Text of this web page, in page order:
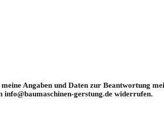
Angaben und Daten zur Beantwortung
gerstung.de widerrufen.